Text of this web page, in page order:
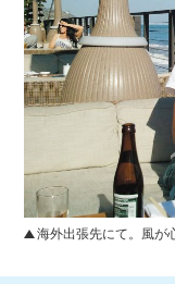
海外出張先にて。風が